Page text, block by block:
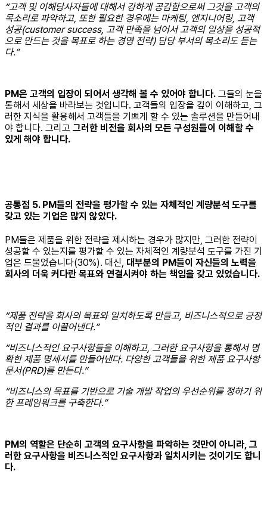
“고객 및 이해당사자들에 대해서 강하게 공감함으로써 그것을 고객의
목소리로 파악하고, 또한 필요한 경우에는 마케팅, 엔지니어링, 고객
성공(customer success, 고객 만족을 넘어서 고객의 일상을 성공적
으로 만드는 것을 목표로 하는 경영 전략) 담당 부서의 목소리도 듣는
다.”
PM은 고객의 입장이 되어서 생각해 볼 수 있어야 합니다. 그들의 눈을
통해서 세상을 바라보는 것입니다. 고객들의 입장을 깊이 이해하고, 그
러한 지식을 활용해서 고객들을 기쁘게 할 수 있는 솔루션을 만들어내
야 합니다. 그리고 그러한 비전을 회사의 모든 구성원들이 이해할 수
있게 해야 합니다.
공통점 5. PM들의 전략을 평가할 수 있는 자체적인 계량분석 도구를
갖고 있는 기업은 많지 않았다.
PM들은 제품을 위한 전략을 제시하는 경우가 많지만, 그러한 전략이
성공할 수 있는지를 평가할 수 있는 자체적인 계량분석 도구를 가진 기
업은 드물었습니다(30%). 대신, 대부분의 PM들이 자신들의 노력을
회사의 더욱 커다란 목표와 연결시켜야 하는 책임을 갖고 있었습니다.
“제품 전략을 회사의 목표와 일치하도록 만들고, 비즈니스적으로 긍정
적인 결과를 이끌어낸다.”
“비즈니스적인 요구사항들을 이해하고, 그러한 요구사항을 통해서 명
확한 제품 명세서를 만들어낸다. 다양한 고객들을 위한 제품 요구사항
문서(PRD)를 만든다.”
“비즈니스의 목표를 기반으로 기술 개발 작업의 우선순위를 정하기 위
한 프레임워크를 구축한다.”
PM의 역할은 단순히 고객의 요구사항을 파악하는 것만이 아니라, 그
러한 요구사항을 비즈니스적인 요구사항과 일치시키는 것이기도 합니
다.